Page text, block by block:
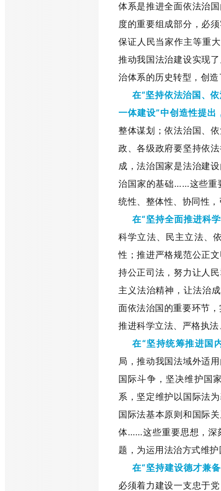
体系是推进全面依法治
度的重要组成部分，必
保证人民当家作主等重
推动我国法治建设实现
治体系的历史转型，创
在“坚持依法治国、
一体建设”中创造性提出
整体谋划；依法治国、
政、各级政府要坚持依
成，法治国家是法治建
治国家的基础……这些重
统性、整体性、协同性
在“坚持全面推进科
科学立法、民主立法、
性；推进严格规范公正
持公正司法，努力让人
主义法治精神，让法治
面依法治国的重要环节
推进科学立法、严格执
在“坚持统筹推进国
局，推动我国法域外适
国际斗争，坚决维护国
系，坚定维护以国际法
国际法基本原则和国际
体……这些重要思想，深
题，为运用法治方式维
在“坚持建设德才兼
必须着力建设一支忠于